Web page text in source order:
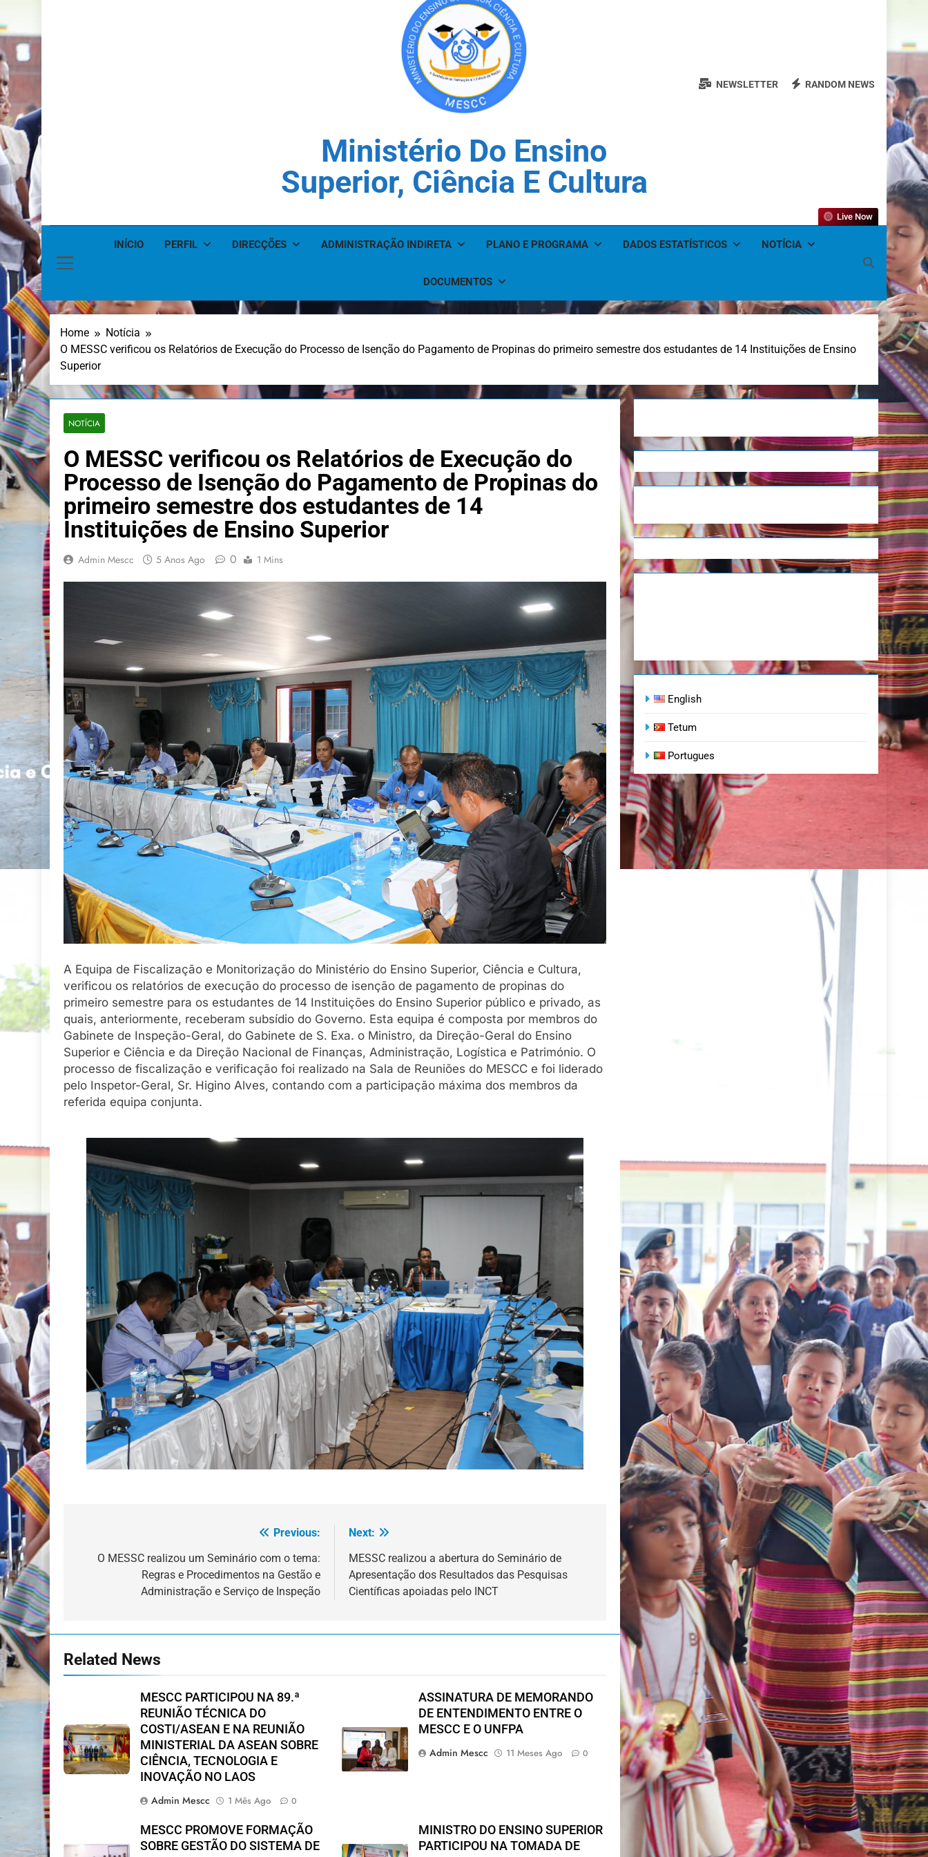
Ministério Do Ensino
Superior, Ciência E Cultura
NEWSLETTER RANDOM NEWS
INÍCIO PERFIL DIRECÇÕES ADMINISTRAÇÃO INDIRETA PLANO E PROGRAMA DADOS ESTATÍSTICOS NOTÍCIA
DOCUMENTOS
Live Now
Home
Notícia
O MESSC verificou os Relatórios de Execução do Processo de Isenção do Pagamento de Propinas do primeiro semestre dos estudantes de 14 Instituições de Ensino
Superior
NOTÍCIA
O MESSC verificou os Relatórios de Execução do
Processo de Isenção do Pagamento de Propinas do
primeiro semestre dos estudantes de 14
Instituições de Ensino Superior
Admin Mescc 5 Anos Ago 0 1 Mins
A Equipa de Fiscalização e Monitorização do Ministério do Ensino Superior, Ciência e Cultura,
verificou os relatórios de execução do processo de isenção de pagamento de propinas do
primeiro semestre para os estudantes de 14 Instituições do Ensino Superior público e privado, as
quais, anteriormente, receberam subsídio do Governo. Esta equipa é composta por membros do
Gabinete de Inspeção-Geral, do Gabinete de S. Exa. o Ministro, da Direção-Geral do Ensino
Superior e Ciência e da Direção Nacional de Finanças, Administração, Logística e Património. O
processo de fiscalização e verificação foi realizado na Sala de Reuniões do MESCC e foi liderado
pelo Inspetor-Geral, Sr. Higino Alves, contando com a participação máxima dos membros da
referida equipa conjunta.
Previous:
O MESSC realizou um Seminário com o tema:
Regras e Procedimentos na Gestão e
Administração e Serviço de Inspeção
Next:
MESSC realizou a abertura do Seminário de
Apresentação dos Resultados das Pesquisas
Científicas apoiadas pelo INCT
Related News
MESCC PARTICIPOU NA 89.ª
REUNIÃO TÉCNICA DO
COSTI/ASEAN E NA REUNIÃO
MINISTERIAL DA ASEAN SOBRE
CIÊNCIA, TECNOLOGIA E
INOVAÇÃO NO LAOS
Admin Mescc
1 Mês Ago 0
ASSINATURA DE MEMORANDO
DE ENTENDIMENTO ENTRE O
MESCC E O UNFPA
Admin Mescc
11 Meses Ago 0
MESCC PROMOVE FORMAÇÃO
SOBRE GESTÃO DO SISTEMA DE
MINISTRO DO ENSINO SUPERIOR
PARTICIPOU NA TOMADA DE
English
Tetum
Portugues